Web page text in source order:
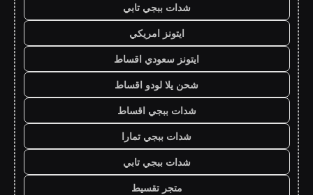
شدات ببجي تابي
ايتونز امريكي
ايتونز سعودي اقساط
شحن يلا لودو اقساط
شدات ببجي اقساط
شدات ببجي تمارا
شدات ببجي تابي
متجر تقسيط